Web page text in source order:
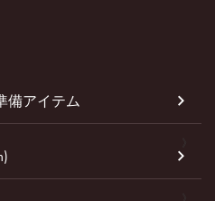
備アイテム